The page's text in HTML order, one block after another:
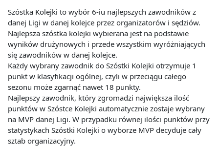
Szóstka Kolejki to wybór 6-iu najlepszych zawodników z
danej Ligi w danej kolejce przez organizatorów i sędziów.
Najlepsza szóstka kolejki wybierana jest na podstawie
wyników drużynowych i przede wszystkim wyróżniających
się zawodników w danej kolejce.
Każdy wybrany zawodnik do Szóstki Kolejki otrzymuje 1
punkt w klasyfikacji ogólnej, czyli w przeciągu całego
sezonu może zgarnąć nawet 18 punkty.
Najlepszy zawodnik, który zgromadzi największa ilość
punktów w Szóstce Kolejki automatycznie zostaje wybrany
na MVP danej Ligi. W przypadku równej ilości punktów przy
statystykach Szóstki Kolejki o wyborze MVP decyduje cały
sztab organizacyjny.